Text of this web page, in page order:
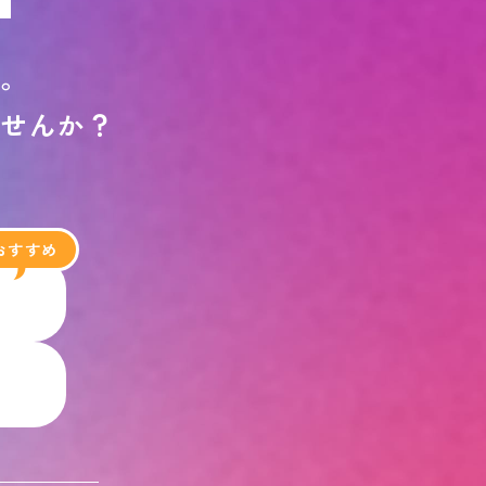
。
せんか ？